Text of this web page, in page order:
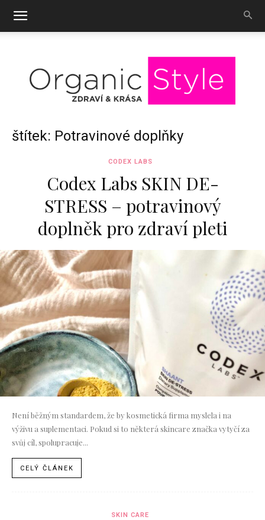
OrganicStyle
štítek: Potravinové doplňky
CODEX LABS
Codex Labs SKIN DE-
STRESS – potravinový
doplněk pro zdraví pleti
Není běžným standardem, že by kosmetická firma myslela i na
výživu a suplementaci. Pokud si to některá skincare značka vytyčí za
svůj cíl, spolupracuje...
CELÝ ČLÁNEK
SKIN CARE